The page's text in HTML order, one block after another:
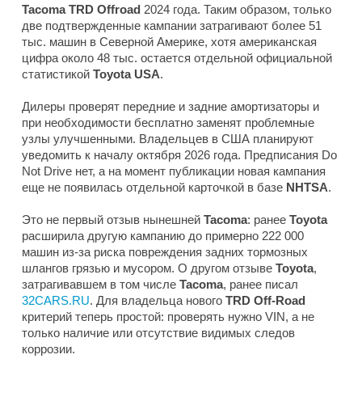
Tacoma TRD Offroad 2024 года. Таким образом, только
две подтвержденные кампании затрагивают более 51
тыс. машин в Северной Америке, хотя американская
цифра около 48 тыс. остается отдельной официальной
статистикой Toyota USA.
Дилеры проверят передние и задние амортизаторы и
при необходимости бесплатно заменят проблемные
узлы улучшенными. Владельцев в США планируют
уведомить к началу октября 2026 года. Предписания Do
Not Drive нет, а на момент публикации новая кампания
еще не появилась отдельной карточкой в базе NHTSA.
Это не первый отзыв нынешней Tacoma: ранее Toyota
расширила другую кампанию до примерно 222 000
машин из-за риска повреждения задних тормозных
шлангов грязью и мусором. О другом отзыве Toyota,
затрагивавшем в том числе Tacoma, ранее писал
32CARS.RU. Для владельца нового TRD Off-Road
критерий теперь простой: проверять нужно VIN, а не
только наличие или отсутствие видимых следов
коррозии.